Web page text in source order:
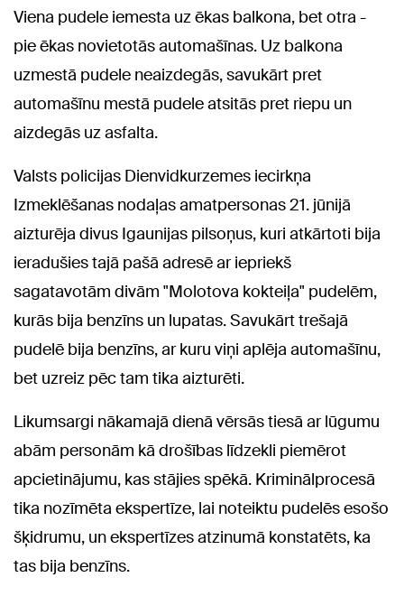
Viena pudele iemesta uz ēkas balkona, bet otra -
pie ēkas novietotās automašīnas. Uz balkona
uzmestā pudele neaizdegās, savukārt pret
automašīnu mestā pudele atsitās pret riepu un
aizdegās uz asfalta.
Valsts policijas Dienvidkurzemes iecirkņa
Izmeklēšanas nodaļas amatpersonas 21. jūnijā
aizturēja divus Igaunijas pilsoņus, kuri atkārtoti bija
ieradušies tajā pašā adresē ar iepriekš
sagatavotām divām "Molotova kokteiļa" pudelēm,
kurās bija benzīns un lupatas. Savukārt trešajā
pudelē bija benzīns, ar kuru viņi aplēja automašīnu,
bet uzreiz pēc tam tika aizturēti.
Likumsargi nākamajā dienā vērsās tiesā ar lūgumu
abām personām kā drošības līdzekli piemērot
apcietinājumu, kas stājies spēkā. Kriminālprocesā
tika nozīmēta ekspertīze, lai noteiktu pudelēs esošo
šķidrumu, un ekspertīzes atzinumā konstatēts, ka
tas bija benzīns.